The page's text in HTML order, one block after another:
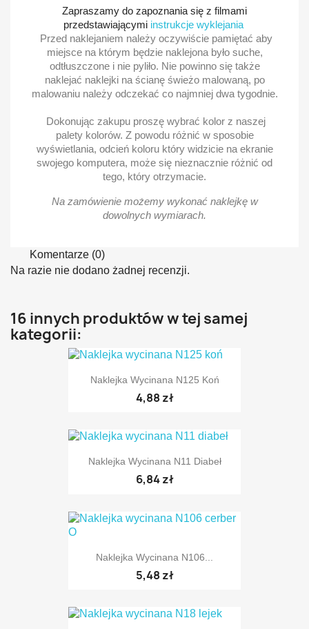
Zapraszamy do zapoznania się z filmami
przedstawiającymi instrukcje wyklejania
Przed naklejaniem należy oczywiście pamiętać aby
miejsce na którym będzie naklejona było suche,
odtłuszczone i nie pyliło. Nie powinno się także
naklejać naklejki na ścianę świeżo malowaną, po
malowaniu należy odczekać co najmniej dwa tygodnie.
Dokonując zakupu proszę wybrać kolor z naszej
palety kolorów. Z powodu różnić w sposobie
wyświetlania, odcień koloru który widzicie na ekranie
swojego komputera, może się nieznacznie różnić od
tego, który otrzymacie.
Na zamówienie możemy wykonać naklejkę w
dowolnych wymiarach.
Komentarze (0)
Na razie nie dodano żadnej recenzji.
16 innych produktów w tej samej
kategorii:
Naklejka Wycinana N125 Koń
4,88 zł
Naklejka Wycinana N11 Diabeł
6,84 zł
Naklejka Wycinana N106...
5,48 zł